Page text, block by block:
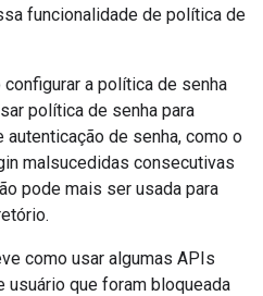
funcionalidade de política de
a política de senha
política de senha para
de senha, como o
malsucedidas consecutivas
pode mais ser usada para
como usar algumas APIs
usuário que foram bloqueada